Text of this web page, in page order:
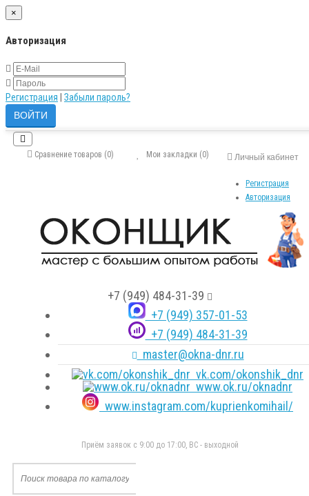
×
Авторизация
Регистрация Забыли пароль?
Личный кабинет
Регистрация
Авторизация
Мои закладки (0)
Сравнение товаров (0)
+7 (949) 484-31-39
+7 (949) 357-01-53
+7 (949) 484-31-39
master@okna-dnr.ru
vk.com/okonshik_dnr
www.ok.ru/oknadnr
www.instagram.com/kuprienkomihail/
Приём заявок с 9:00 до 17:00, ВС - выходной